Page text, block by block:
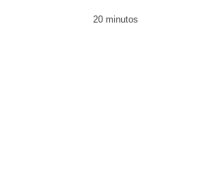
20 minutos